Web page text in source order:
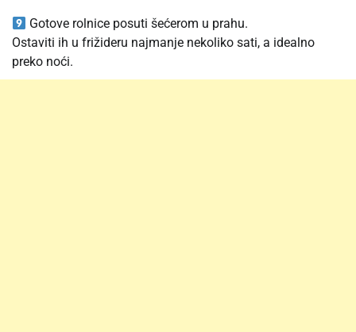
Gotove rolnice posuti šećerom u prahu.
Ostaviti ih u frižideru najmanje nekoliko sati, a idealno
preko noći.